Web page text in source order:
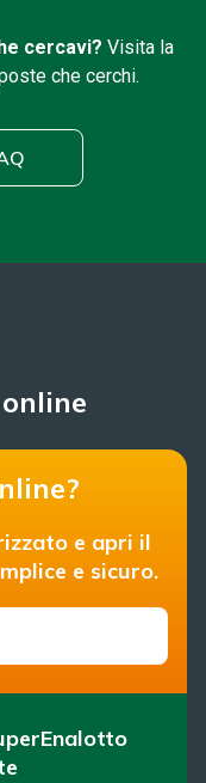
cercavi? Visita la
che cerchi.
e apri il
e sicuro.